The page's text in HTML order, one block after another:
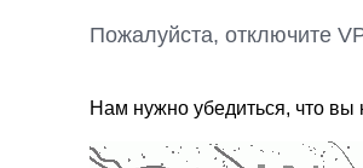
Пожалуйста, отключите
Нам нужно убедиться, что вы